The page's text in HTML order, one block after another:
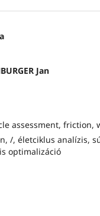
Jan
assessment, friction,
/, életciklus analízis,
optimalizáció